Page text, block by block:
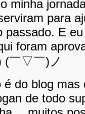
minha
para
passado. E
foram
(￣▽￣)ノ
do blog mas
de todo